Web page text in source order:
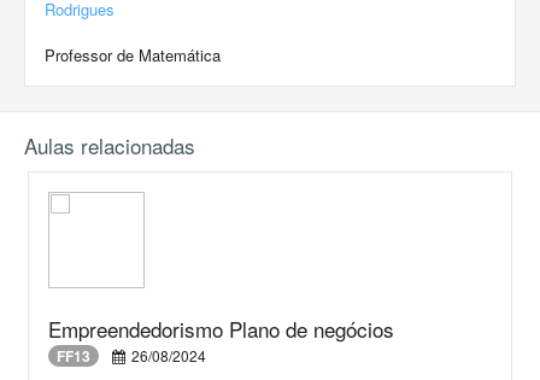
Professor de Matemática
Aulas relacionadas
Empreendedorismo Plano de negócios
FF13 26/08/2024